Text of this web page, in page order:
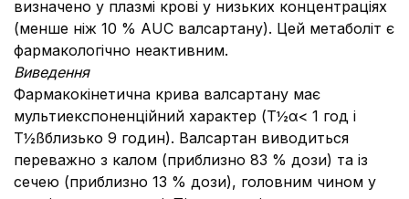
визначено у плазмі крові у низьких концентраціях
(менше ніж 10 % AUC валсартану). Цей метаболіт є
фармакологічно неактивним.
Виведення
Фармакокінетична крива валсартану має
мультиекспоненційний характер (Т½α< 1 год і
T½ßблизько 9 годин). Валсартан виводиться
переважно з калом (приблизно 83 % дози) та із
сечею (приблизно 13 % дози), головним чином у